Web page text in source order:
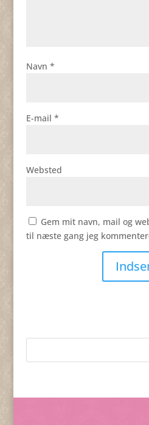
Navn *
E-mail *
Websted
Gem mit navn, mail og
til næste gang jeg